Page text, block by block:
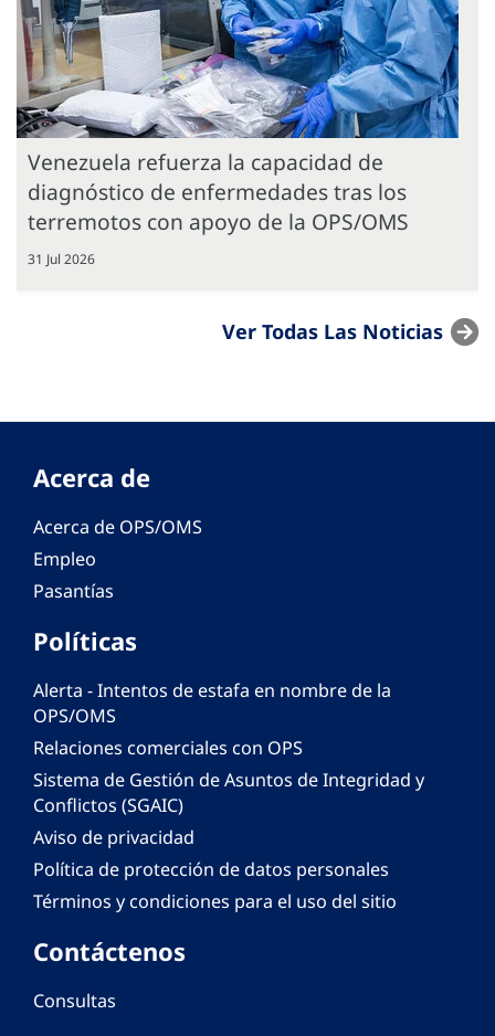
Venezuela refuerza la capacidad de
diagnóstico de enfermedades tras los
terremotos con apoyo de la OPS/OMS
31 Jul 2026
Ver Todas Las Noticias
Acerca de
Acerca de OPS/OMS
Empleo
Pasantías
Políticas
Alerta - Intentos de estafa en nombre de la
OPS/OMS
Relaciones comerciales con OPS
Sistema de Gestión de Asuntos de Integridad y
Conflictos (SGAIC)
Aviso de privacidad
Política de protección de datos personales
Términos y condiciones para el uso del sitio
Contáctenos
Consultas